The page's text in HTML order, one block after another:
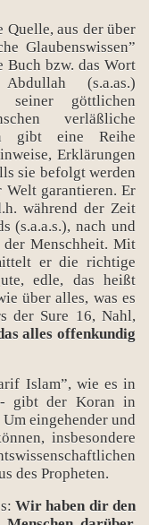
aus der über
Glaubenswissen”
Buch bzw. das Wort
(s.a.as.)
seiner göttlichen
verläßliche
gibt eine Reihe
Erklärungen
sie befolgt werden
garantieren. Er
während der Zeit
(s.a.a.s.), nach und
der Menschheit. Mit
er die richtige
edle, das heißt
über alles, was es
der Sure 16, Nahl,
alles offenkundig
Islam”, wie es in
gibt der Koran in
eingehender und
insbesondere
des Propheten.
Wir haben dir den